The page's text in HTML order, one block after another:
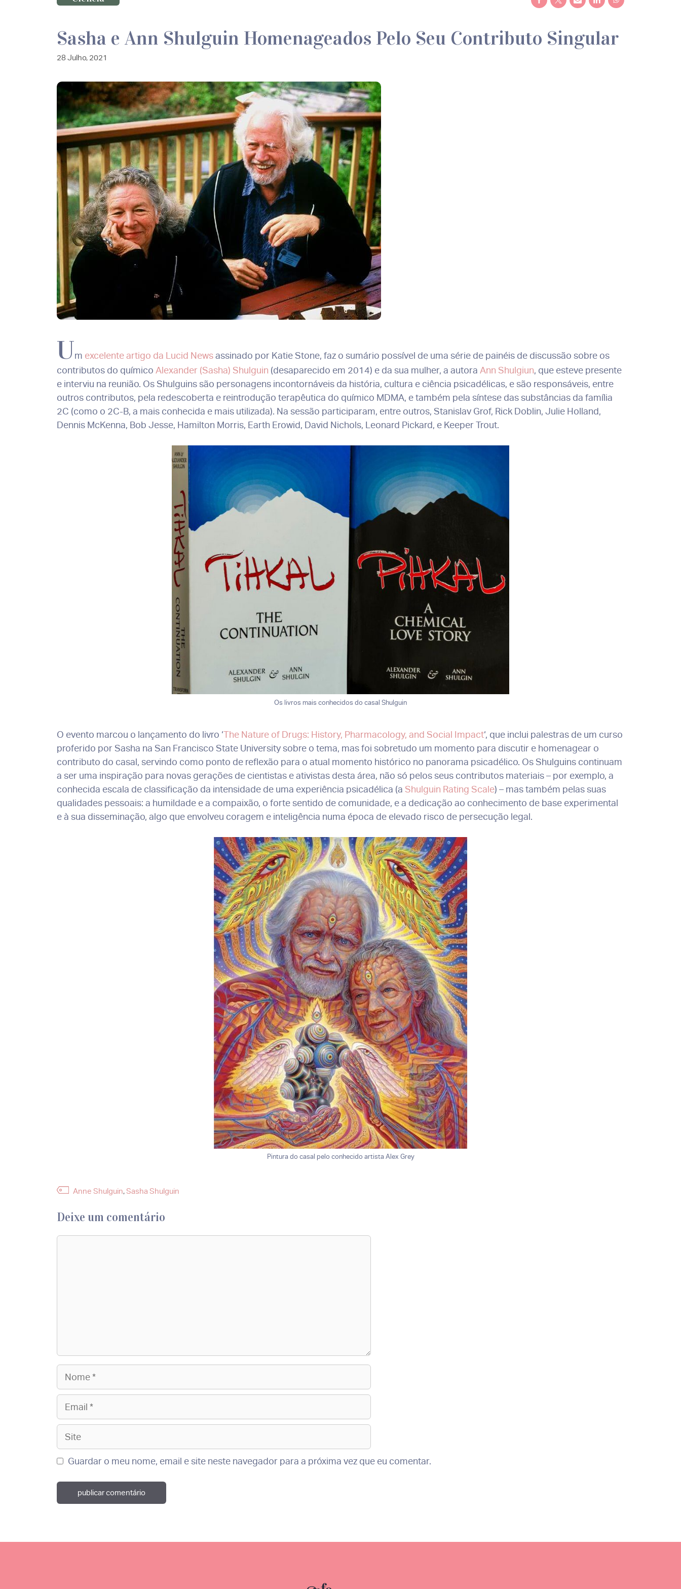
Sasha e Ann Shulguin Homenageados Pelo Seu Contributo Singular
28 Julho, 2021
Um excelente artigo da Lucid Newsassinado por Katie Stone, faz o sumário possível de uma série de painéis de discussão sobre os
contributos do químico Alexander (Sasha) Shulguin (desaparecido em 2014) e da sua mulher, a autora Ann Shulgiun, que esteve presente
e interviu na reunião. Os Shulguins são personagens incontornáveis da história, cultura e ciência psicadélicas, e são responsáveis, entre
outros contributos, pela redescoberta e reintrodução terapêutica do químico MDMA, e também pela síntese das substâncias da família
2C (como o 2C-B, a mais conhecida e mais utilizada). Na sessão participaram, entre outros, Stanislav Grof, Rick Doblin, Julie Holland,
Dennis McKenna, Bob Jesse, Hamilton Morris, Earth Erowid, David Nichols, Leonard Pickard, e Keeper Trout.
Os livros mais conhecidos do casal Shulguin
O evento marcou o lançamento do livro ‘The Nature of Drugs: History, Pharmacology, and Social Impact‘, que inclui palestras de um curso
proferido por Sasha na San Francisco State University sobre o tema, mas foi sobretudo um momento para discutir e homenagear o
contributo do casal, servindo como ponto de reflexão para o atual momento histórico no panorama psicadélico. Os Shulguins continuam
a ser uma inspiração para novas gerações de cientistas e ativistas desta área, não só pelos seus contributos materiais – por exemplo, a
conhecida escala de classificação da intensidade de uma experiência psicadélica (a Shulguin Rating Scale) – mas também pelas suas
qualidades pessoais: a humildade e a compaixão, o forte sentido de comunidade, e a dedicação ao conhecimento de base experimental
e à sua disseminação, algo que envolveu coragem e inteligência numa época de elevado risco de persecução legal.
Pintura do casal pelo conhecido artista Alex Grey
Etiquetas
Anne Shulguin,Sasha Shulguin
Deixe um comentário
Guardar o meu nome, email e site neste navegador para a próxima vez que eu comentar.